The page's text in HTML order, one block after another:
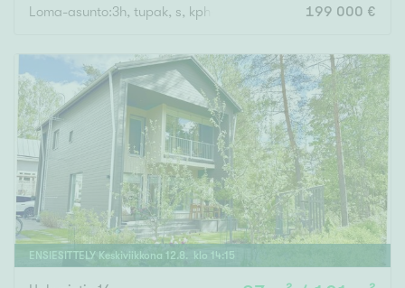
Loma-asunto:3h, tupak, s, kph+wc, parvihuone, aula199 000 €
ENSIESITTELY Keskiviikkona 12.8. klo 14:15